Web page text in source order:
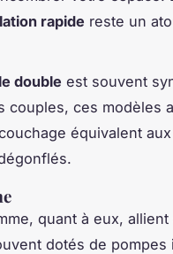
rapide reste un
double est souvent
couples, ces modèles
équivalent
quant à eux, allient
dotés de